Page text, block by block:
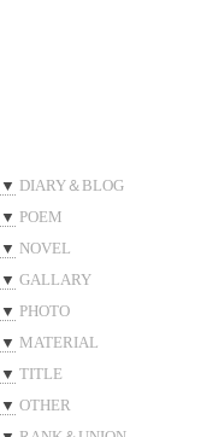
▼ DIARY＆BLOG
▼ POEM
▼ NOVEL
▼ GALLARY
▼ PHOTO
▼ MATERIAL
▼ TITLE
▼ OTHER